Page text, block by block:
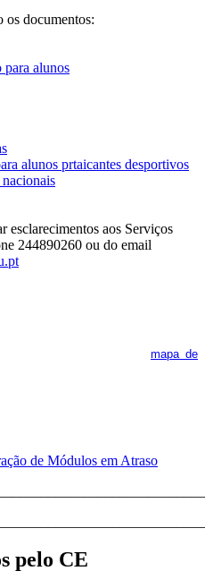
os documentos:
alunos
alunos prtaicantes desportivos
esclarecimentos aos Serviços
244890260 ou do email
mapa de
de Módulos em Atraso
pelo CE